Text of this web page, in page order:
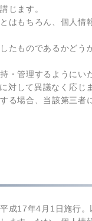
じます。
もちろん、個人情
ものであるかどう
管理するように
対して異議なく応じ
場合、当該第三者
成17年4月1日施行